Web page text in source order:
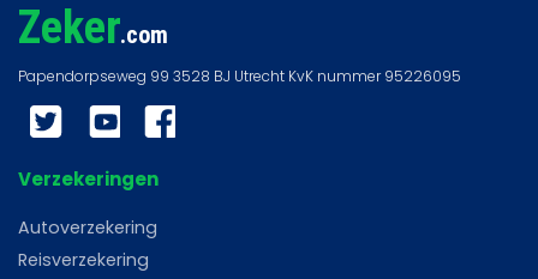
Zeker.com
Twitter YouTube
Verzekeringen
Autoverzekering
Reisverzekering